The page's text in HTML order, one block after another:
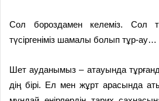
Сол бороздамен келеміз. Сол
түсіргеніміз шамалы болып тұр-ау…
Шет ауданымыз – атауында
дің бірі. Ел мен жұрт арасында